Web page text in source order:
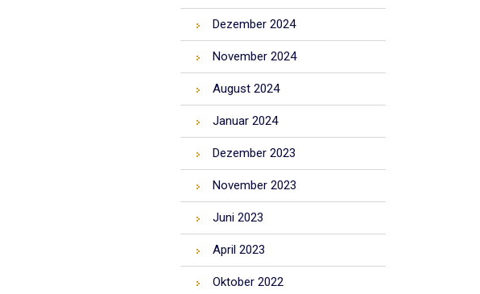
Dezember 2024
November 2024
August 2024
Januar 2024
Dezember 2023
November 2023
Juni 2023
April 2023
Oktober 2022